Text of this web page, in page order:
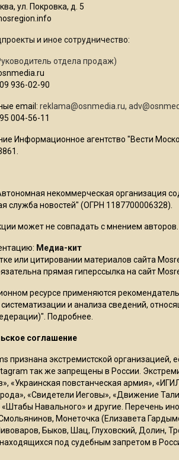
ул. Покровка, д. 5
и иное сотрудничество:
отдела продаж)
936-02-90
email: reklama@osnmedia.ru,
004-56-11
Информационное агентство "Вести
некоммерческая организация
служба новостей" (ОГРН 1187700006328).
может не совпадать с мнением авторов.
Медиа-кит
или цитировании материалов сайта
прямая гиперссылка на сайт
ресурсе применяются
и анализа сведений,
Подробнее
соглашение
признана экстремистской
так же запрещены в России.
«Украинская повстанческая армия»,
«Свидетели Иеговы», «Движение
«Штабы Навального» и другие. Перечень
Монеточка (Елизавета
Быков, Шац, Глуховский, Долин,
под судебным запретом в